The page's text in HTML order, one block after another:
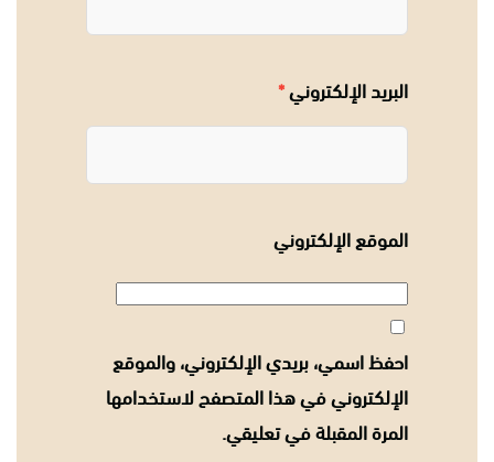
البريد الإلكتروني*
الموقع الإلكتروني
احفظ اسمي، بريدي الإلكتروني، والموقع
الإلكتروني في هذا المتصفح لاستخدامها
المرة المقبلة في تعليقي.